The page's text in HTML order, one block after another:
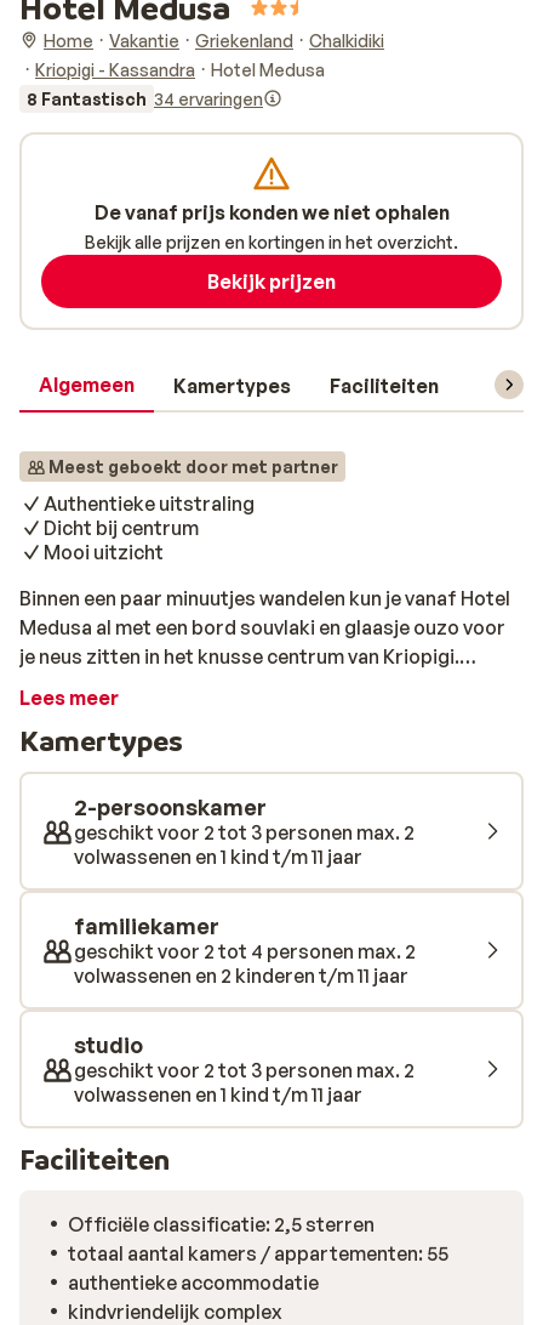
Home Vakantie Griekenland
Chalkidiki
Kriopigi - Kassandra
Hotel Medusa
8 Fantastisch 34 ervaringen
Algemeen Kamertypes Faciliteiten
Meest geboekt door met partner
Authentieke uitstraling
Dicht bij centrum
Mooi uitzicht
Binnen een paar minuutjes wandelen kun je vanaf Hotel
Medusa al met een bord souvlaki en glaasje ouzo voor
je neus zitten in het knusse centrum van Kriopigi.
Omdat het hotel op een heuvel ligt is het uitzicht over
strand is via een hellende weg al lopend te bereiken. Het
hotel heeft een authentieke uitstraling door het
natuurstenen gebouw en heeft een eenvoudige
inrichting. Vanaf het terras om het grote zwembad
heen reikt het uitzicht tot aan zee, zodat je met een
verfrissend drankje van de poolbar kunt genieten van
dit mooie panorama. Voor eventuele kinderen is er een
speeltuintje en apart kinderzwembad.
Lees meer
Kamertypes
2-persoonskamer
geschikt voor 2 tot 3 personen max. 2
volwassenen en 1 kind t/m 11 jaar
familiekamer
geschikt voor 2 tot 4 personen max. 2
volwassenen en 2 kinderen t/m 11 jaar
studio
geschikt voor 2 tot 3 personen max. 2
volwassenen en 1 kind t/m 11 jaar
Faciliteiten
Officiële classificatie: 2,5 sterren
totaal aantal kamers / appartementen: 55
authentieke accommodatie
kindvriendelijk complex
De vanaf prijs konden we niet ophalen
Bekijk alle prijzen en kortingen in het overzicht.
Bekijk prijzen